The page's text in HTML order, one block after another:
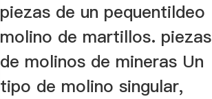
piezas de un pequentildeo
molino de martillos. piezas
de molinos de mineras Un
tipo de molino singular,